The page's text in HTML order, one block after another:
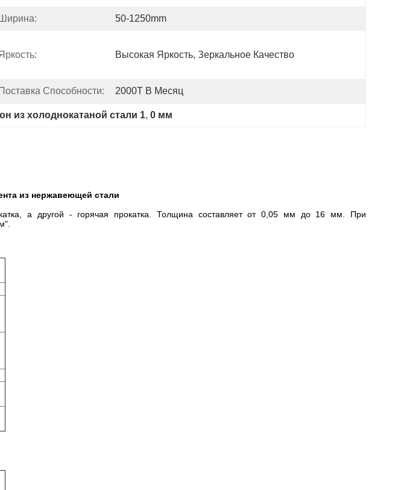
Ширина: 50-1250mm
Высокая Яркость, Зеркальное Качество
Поставка Способности: 2000T В Месяц
из холоднокатаной стали 1, 0 мм
из нержавеющей стали
а другой - горячая прокатка. Толщина составляет от 0,05 мм до 16 мм. При